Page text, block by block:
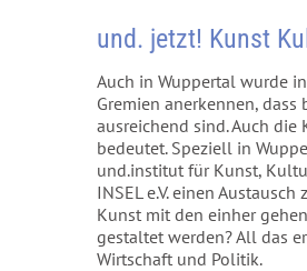
und. jetzt! Kunst
Auch in Wuppertal wurde
Gremien anerkennen,
ausreichend sind. Auch
bedeutet. Speziell in
und.institut für Kunst,
INSEL e.V. einen
Kunst mit den einher
gestaltet werden? All das
Wirtschaft und Politik.